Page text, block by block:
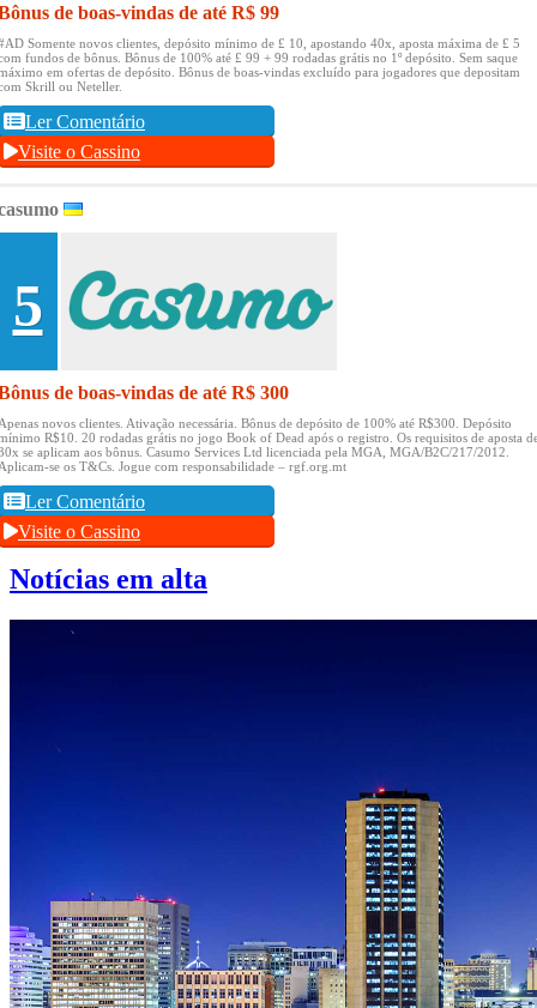
de boas-vindas de até R$ 99
Somente novos clientes, depósito mínimo de £ 10, apostando 40x, aposta máxima de £ 5
fundos de bônus. Bônus de 100% até £ 99 + 99 rodadas grátis no 1º depósito. Sem saque
em ofertas de depósito. Bônus de boas-vindas excluído para jogadores que depositam
Skrill ou Neteller.
Ler Comentário
Visite o Cassino
5
de boas-vindas de até R$ 300
novos clientes. Ativação necessária. Bônus de depósito de 100% até R$300. Depósito
R$10. 20 rodadas grátis no jogo Book of Dead após o registro. Os requisitos de aposta
se aplicam aos bônus. Casumo Services Ltd licenciada pela MGA, MGA/B2C/217/2012.
se os T&Cs. Jogue com responsabilidade – rgf.org.mt
Ler Comentário
Visite o Cassino
Notícias em alta